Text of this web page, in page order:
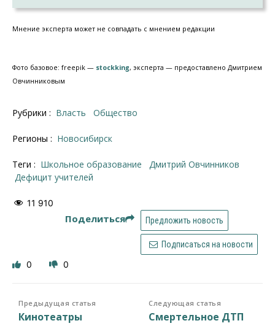
Мнение эксперта может не совпадать с мнением редакции
Фото базовое: freepik — stockking, эксперта — предоставлено Дмитрием
Овчинниковым
Рубрики : Власть Общество
Регионы : Новосибирск
Теги : школьное образование
Дмитрий Овчинников
дефицит учителей
11 910
Поделиться Предложить новость
Подписаться на новости
0 0
Предыдущая статья
Кинотеатры
Следующая статья
Смертельное ДТП